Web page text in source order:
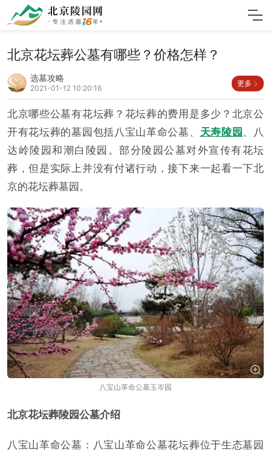
北京花坛葬公墓有哪些？价格怎样？
选墓攻略
2021-01-12 10:20:16
更多
北京哪些公墓有花坛葬？花坛葬的费用是多少？北京公
开有花坛葬的墓园包括八宝山革命公墓、 天寿陵园 、八
达岭陵园和潮白陵园。部分陵园公墓对外宣传有花坛
葬，但是实际上并没有付诸行动，接下来一起看一下北
京的花坛葬墓园。
八宝山革命公墓玉岑园
北京花坛葬陵园公墓介绍
八宝山革命公墓：八宝山革命公墓花坛葬位于生态墓园